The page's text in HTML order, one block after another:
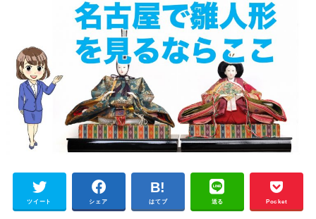
ツイート シェア はてブ 送る Pocket